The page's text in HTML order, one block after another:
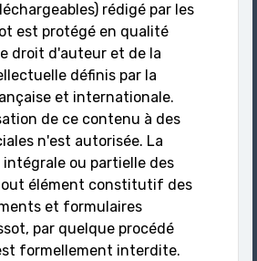
rédigé par les
est protégé en qualité
droit d'auteur et de la
définis par la
et internationale.
de ce contenu à des
n'est autorisée. La
ou partielle des
élément constitutif des
et formulaires
par quelque procédé
formellement interdite.